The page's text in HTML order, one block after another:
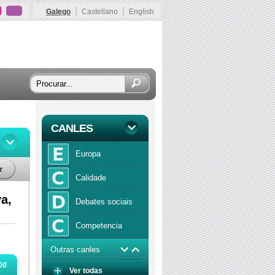
Galego Castellano English
CANLES
Europa
Calidade
Debates sociais
Competencia
Economía
Outras canles
Ver todas